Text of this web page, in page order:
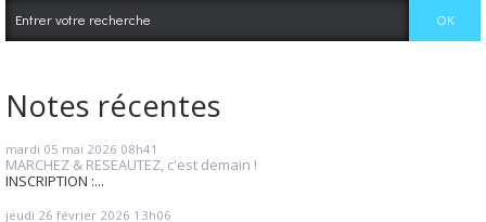
Notes récentes
mardi 05 mai 2026 08h41
MARCHEZ & RESEAUTEZ, c'est demain !
INSCRIPTION :...
jeudi 26 février 2026 13h06